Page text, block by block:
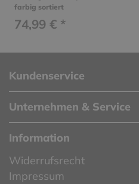
farbig sortiert
74,99 € *
Kundenservice
Unternehmen & Service
Information
Widerrufsrecht
Impressum